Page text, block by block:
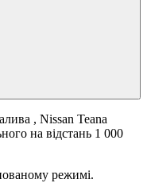
, Nissan Teana
на відстань 1 000
режимі.